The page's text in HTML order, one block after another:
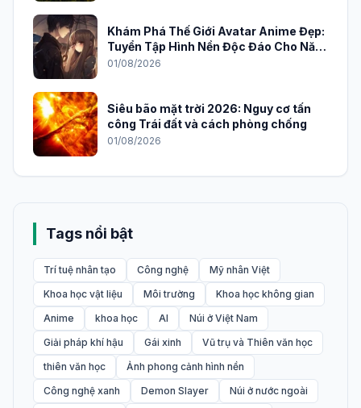
Khám Phá Thế Giới Avatar Anime Đẹp:
Tuyển Tập Hình Nền Độc Đáo Cho Năm
2026
01/08/2026
Siêu bão mặt trời 2026: Nguy cơ tấn
công Trái đất và cách phòng chống
01/08/2026
Tags nổi bật
Trí tuệ nhân tạo Công nghệ
Mỹ nhân Việt
Khoa học vật liệu
Môi trường
Khoa học không gian
Anime
khoa học AI
Núi ở Việt Nam
Giải pháp khí hậu
Gái xinh
Vũ trụ và Thiên văn học
thiên văn học
Ảnh phong cảnh hình nền
Công nghệ xanh
Demon Slayer
Núi ở nước ngoài